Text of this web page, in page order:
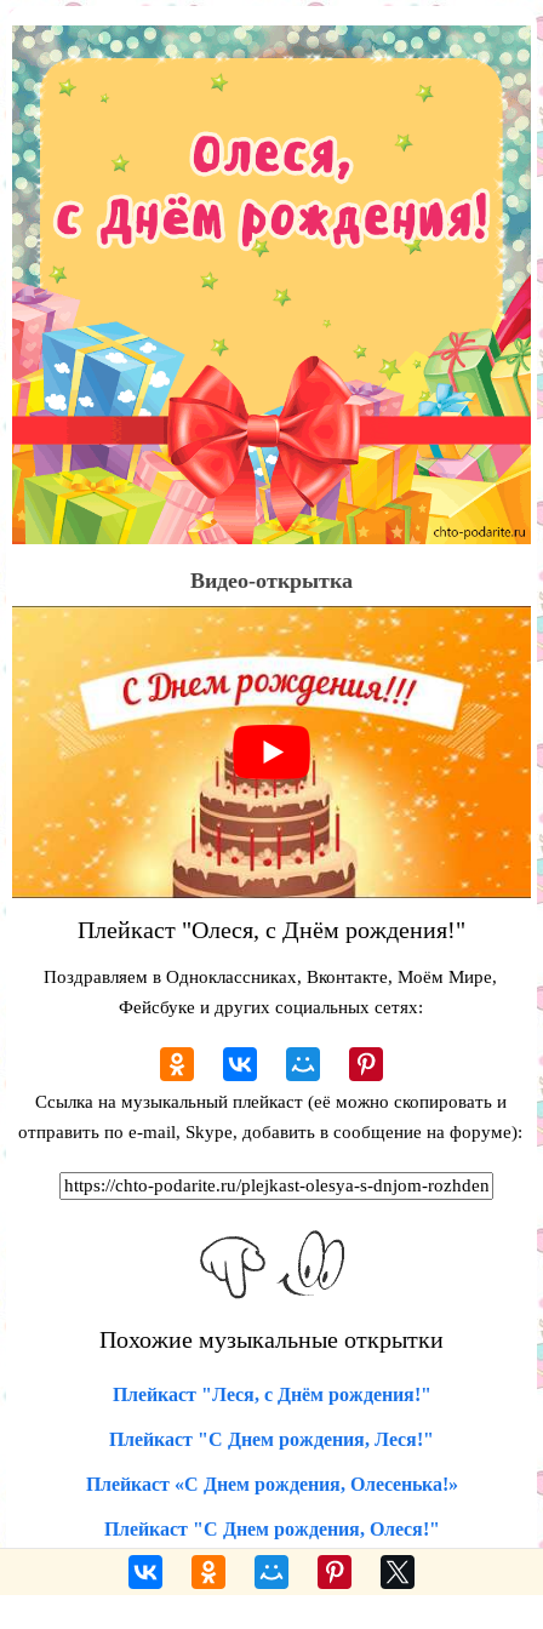
Видео-открытка
Плейкаст "Олеся, с Днём рождения!"
Поздравляем в Одноклассниках, Вконтакте, Моём Мире,
Фейсбуке и других социальных сетях:
Ссылка на музыкальный плейкаст (её можно скопировать и
отправить по e-mail, Skype, добавить в сообщение на форуме):
Похожие музыкальные открытки
Плейкаст "Леся, с Днём рождения!"
Плейкаст "С Днем рождения, Леся!"
Плейкаст «С Днем рождения, Олесенька!»
Плейкаст "С Днем рождения, Олеся!"
Голосовые поздравления по именам